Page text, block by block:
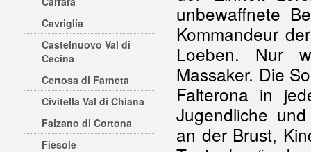
Cavriglia
Castelnuovo Val di
Cecina
Certosa di Farneta
Civitella Val di Chiana
Falzano di Cortona
Fiesole
unbewaffnete
Kommandeur
Loeben. Nur
Massaker. Die
Falterona in
Jugendliche
an der Brust,